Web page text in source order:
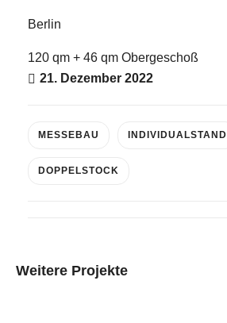
Berlin
120 qm + 46 qm Obergeschoß
21. Dezember 2022
MESSEBAU INDIVIDUALSTAND
DOPPELSTOCK
Weitere Projekte